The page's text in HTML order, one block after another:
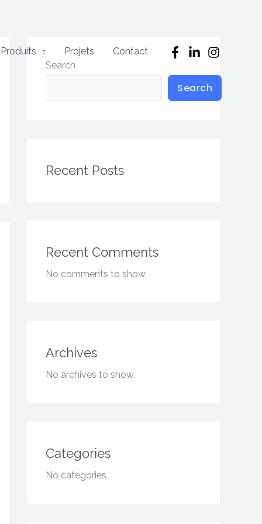
Produits Projets Contact
Search
Search
Recent Posts
Recent Comments
No comments to show.
Archives
No archives to show.
Categories
No categories